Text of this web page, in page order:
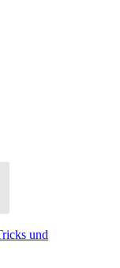
und